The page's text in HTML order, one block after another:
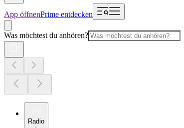
App öffnenPrime entdecken
Was möchtest du anhören?
Radio